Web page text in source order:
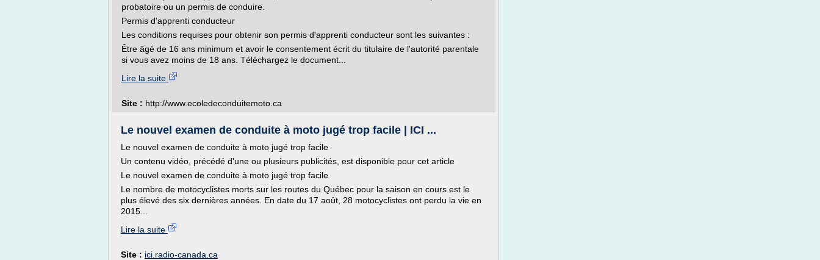
probatoire ou un permis de conduire.
Permis d'apprenti conducteur
Les conditions requises pour obtenir son permis d'apprenti conducteur sont les suivantes :
Être âgé de 16 ans minimum et avoir le consentement écrit du titulaire de l'autorité parentale
si vous avez moins de 18 ans. Téléchargez le document...
Lire la suite
Site : http://www.ecoledeconduitemoto.ca
Le nouvel examen de conduite à moto jugé trop facile | ICI ...
Le nouvel examen de conduite à moto jugé trop facile
Un contenu vidéo, précédé d'une ou plusieurs publicités, est disponible pour cet article
Le nouvel examen de conduite à moto jugé trop facile
Le nombre de motocyclistes morts sur les routes du Québec pour la saison en cours est le
plus élevé des six dernières années. En date du 17 août, 28 motocyclistes ont perdu la vie en
2015...
Lire la suite
Site : ici.radio-canada.ca